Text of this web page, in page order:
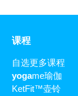
​课程
自选更多课程
yogame瑜伽
KetFit™壶铃